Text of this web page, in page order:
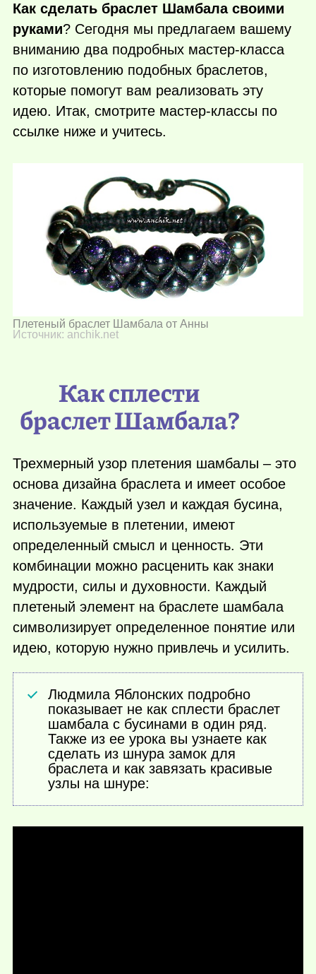
Как сделать браслет Шамбала своими
руками? Сегодня мы предлагаем вашему
вниманию два подробных мастер-класса
по изготовлению подобных браслетов,
которые помогут вам реализовать эту
идею. Итак, смотрите мастер-классы по
ссылке ниже и учитесь.
Плетеный браслет Шамбала от Анны
Источник: anchik.net
Как сплести
браслет Шамбала?
Трехмерный узор плетения шамбалы – это
основа дизайна браслета и имеет особое
значение. Каждый узел и каждая бусина,
используемые в плетении, имеют
определенный смысл и ценность. Эти
комбинации можно расценить как знаки
мудрости, силы и духовности. Каждый
плетеный элемент на браслете шамбала
символизирует определенное понятие или
идею, которую нужно привлечь и усилить.
Людмила Яблонских подробно
показывает не как сплести браслет
шамбала с бусинами в один ряд.
Также из ее урока вы узнаете как
сделать из шнура замок для
браслета и как завязать красивые
узлы на шнуре: